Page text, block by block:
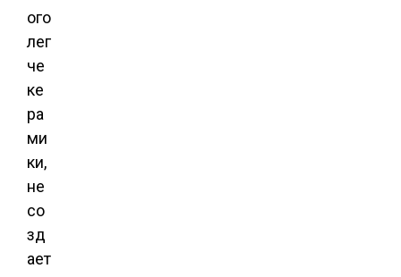
ого
лег
че
ке
ра
ми
ки,
не
со
зд
ает